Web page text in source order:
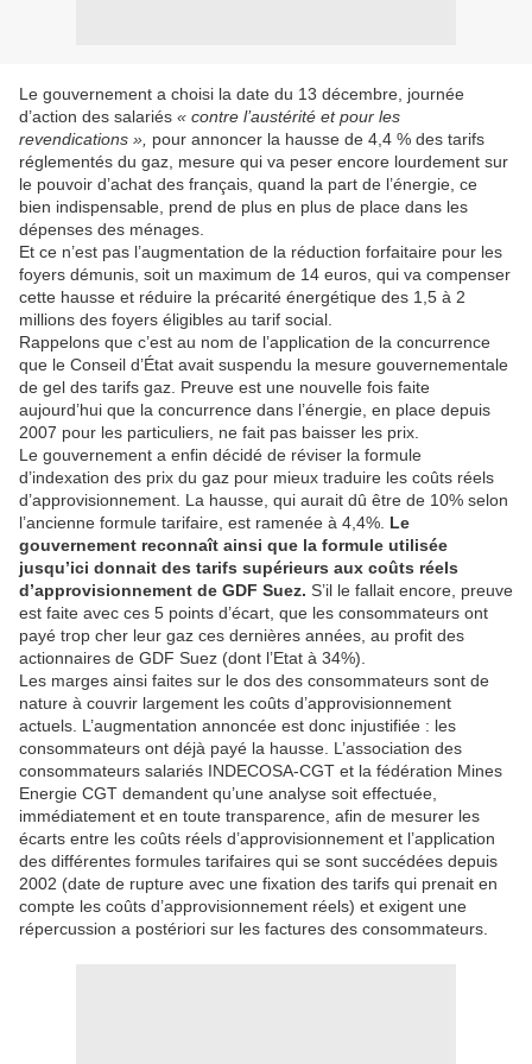
Le gouvernement a choisi la date du 13 décembre, journée
d’action des salariés « contre l’austérité et pour les
revendications », pour annoncer la hausse de 4,4 % des tarifs
réglementés du gaz, mesure qui va peser encore lourdement sur
le pouvoir d’achat des français, quand la part de l’énergie, ce
bien indispensable, prend de plus en plus de place dans les
dépenses des ménages.
Et ce n’est pas l’augmentation de la réduction forfaitaire pour les
foyers démunis, soit un maximum de 14 euros, qui va compenser
cette hausse et réduire la précarité énergétique des 1,5 à 2
millions des foyers éligibles au tarif social.
Rappelons que c’est au nom de l’application de la concurrence
que le Conseil d’État avait suspendu la mesure gouvernementale
de gel des tarifs gaz. Preuve est une nouvelle fois faite
aujourd’hui que la concurrence dans l’énergie, en place depuis
2007 pour les particuliers, ne fait pas baisser les prix.
Le gouvernement a enfin décidé de réviser la formule
d’indexation des prix du gaz pour mieux traduire les coûts réels
d’approvisionnement. La hausse, qui aurait dû être de 10% selon
l’ancienne formule tarifaire, est ramenée à 4,4%. Le
gouvernement reconnaît ainsi que la formule utilisée
jusqu’ici donnait des tarifs supérieurs aux coûts réels
d’approvisionnement de GDF Suez. S’il le fallait encore, preuve
est faite avec ces 5 points d’écart, que les consommateurs ont
payé trop cher leur gaz ces dernières années, au profit des
actionnaires de GDF Suez (dont l’Etat à 34%).
Les marges ainsi faites sur le dos des consommateurs sont de
nature à couvrir largement les coûts d’approvisionnement
actuels. L’augmentation annoncée est donc injustifiée : les
consommateurs ont déjà payé la hausse. L’association des
consommateurs salariés INDECOSA-CGT et la fédération Mines
Energie CGT demandent qu’une analyse soit effectuée,
immédiatement et en toute transparence, afin de mesurer les
écarts entre les coûts réels d’approvisionnement et l’application
des différentes formules tarifaires qui se sont succédées depuis
2002 (date de rupture avec une fixation des tarifs qui prenait en
compte les coûts d’approvisionnement réels) et exigent une
répercussion a postériori sur les factures des consommateurs.